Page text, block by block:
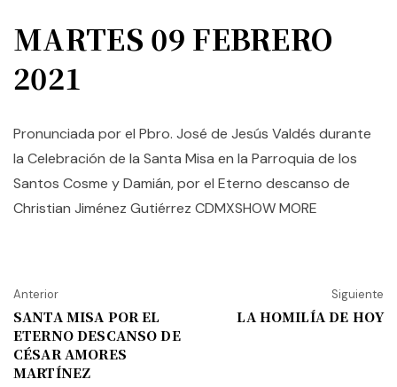
MARTES 09 FEBRERO
2021
Pronunciada por el Pbro. José de Jesús Valdés durante
la Celebración de la Santa Misa en la Parroquia de los
Santos Cosme y Damián, por el Eterno descanso de
Christian Jiménez Gutiérrez CDMXSHOW MORE
Anterior
SANTA MISA POR EL
ETERNO DESCANSO DE
CÉSAR AMORES
MARTÍNEZ
Siguiente
LA HOMILÍA DE HOY